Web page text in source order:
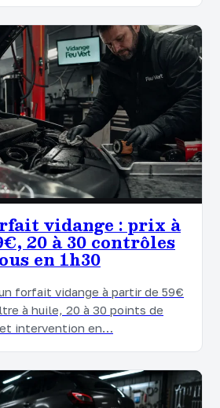
vidange : prix à
20 à 30 contrôles
en 1h30
forfait vidange à partir de 59€
à huile, 20 à 30 points de
intervention en…